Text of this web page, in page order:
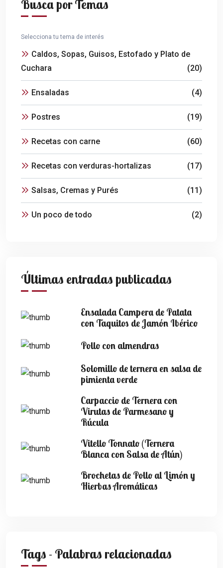
Busca por Temas
Selecciona tu tema de interés
Caldos, Sopas, Guisos, Estofado y Plato de
Cuchara
(20)
Ensaladas (4)
Postres (19)
Recetas con carne (60)
Recetas con verduras-hortalizas (17)
Salsas, Cremas y Purés (11)
Un poco de todo (2)
Últimas entradas publicadas
Ensalada Campera de Patata
con Taquitos de Jamón Ibérico
Pollo con almendras
Solomillo de ternera en salsa de
pimienta verde
Carpaccio de Ternera con
Virutas de Parmesano y
Rúcula
Vitello Tonnato (Ternera
Blanca con Salsa de Atún)
Brochetas de Pollo al Limón y
Hierbas Aromáticas
Tags - Palabras relacionadas